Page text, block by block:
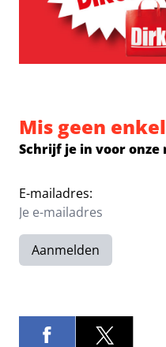
Mis geen
Schrijf je in voor
E-mailadres:
Aanmelden